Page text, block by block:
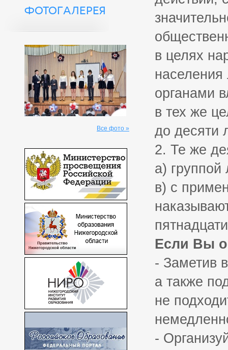
ФОТОГАЛЕРЕЯ
Все фото »
в целях
населения
органами
в тех же
до десяти
2. Те же
а) группой
в) с
Если Вы
- Заметив
а также
не
-